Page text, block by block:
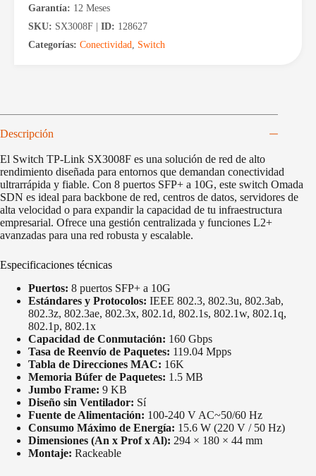
Garantía: 12 Meses
SKU: SX3008F | ID: 128627
Categorías: Conectividad, Switch
Descripción
El Switch TP-Link SX3008F es una solución de red de alto
rendimiento diseñada para entornos que demandan conectividad
ultrarrápida y fiable. Con 8 puertos SFP+ a 10G, este switch Omada
SDN es ideal para backbone de red, centros de datos, servidores de
alta velocidad o para expandir la capacidad de tu infraestructura
empresarial. Ofrece una gestión centralizada y funciones L2+
avanzadas para una red robusta y escalable.
Especificaciones técnicas
Puertos: 8 puertos SFP+ a 10G
Estándares y Protocolos: IEEE 802.3, 802.3u, 802.3ab,
802.3z, 802.3ae, 802.3x, 802.1d, 802.1s, 802.1w, 802.1q,
802.1p, 802.1x
Capacidad de Conmutación: 160 Gbps
Tasa de Reenvío de Paquetes: 119.04 Mpps
Tabla de Direcciones MAC: 16K
Memoria Búfer de Paquetes: 1.5 MB
Jumbo Frame: 9 KB
Diseño sin Ventilador: Sí
Fuente de Alimentación: 100-240 V AC~50/60 Hz
Consumo Máximo de Energía: 15.6 W (220 V / 50 Hz)
Dimensiones (An x Prof x Al): 294 × 180 × 44 mm
Montaje: Rackeable